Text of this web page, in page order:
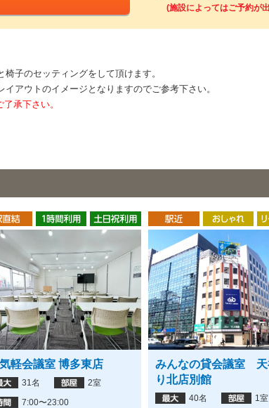
(施設によってはご予約が
子のセッティングをして頂けます。
アウトのイメージとなりますのでご参考下さい。
承下さい。
軽会議室 博多東店
31名
2室
7:00〜23:00
みんなの貸会議室 天
り北店別館
40名
1室